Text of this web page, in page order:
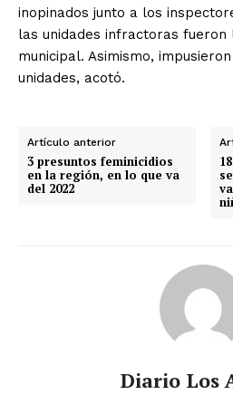
inopinados junto a los
las unidades infractoras fueron
municipal. Asimismo,
unidades, acotó.
Artículo anterior
3 presuntos feminicidios
en la región, en lo que va
del 2022
Diario Los